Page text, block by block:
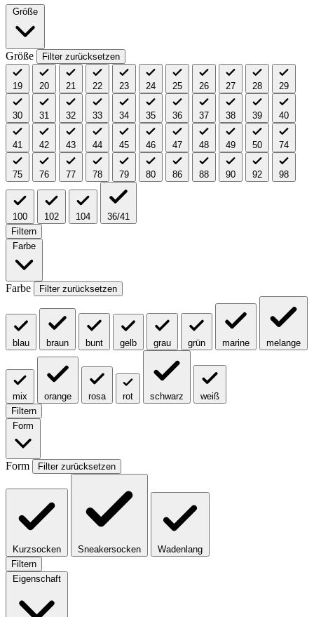
Größe
Größe Filter zurücksetzen
19 20 21 22 23 24 25 26 27 28 29
30 31 32 33 34 35 36 37 38 39 40
41 42 43 44 45 46 47 48 49 50 74
75 76 77 78 79 80 86 88 90 92 98
100 102 104
36/41
Filtern
Farbe
Farbe Filter zurücksetzen
blau braun bunt gelb grau grün marine melange
mix orange rosa rot schwarz
weiß
Filtern
Form
Form Filter zurücksetzen
Kurzsocken Sneakersocken
Wadenlang
Filtern
Eigenschaft